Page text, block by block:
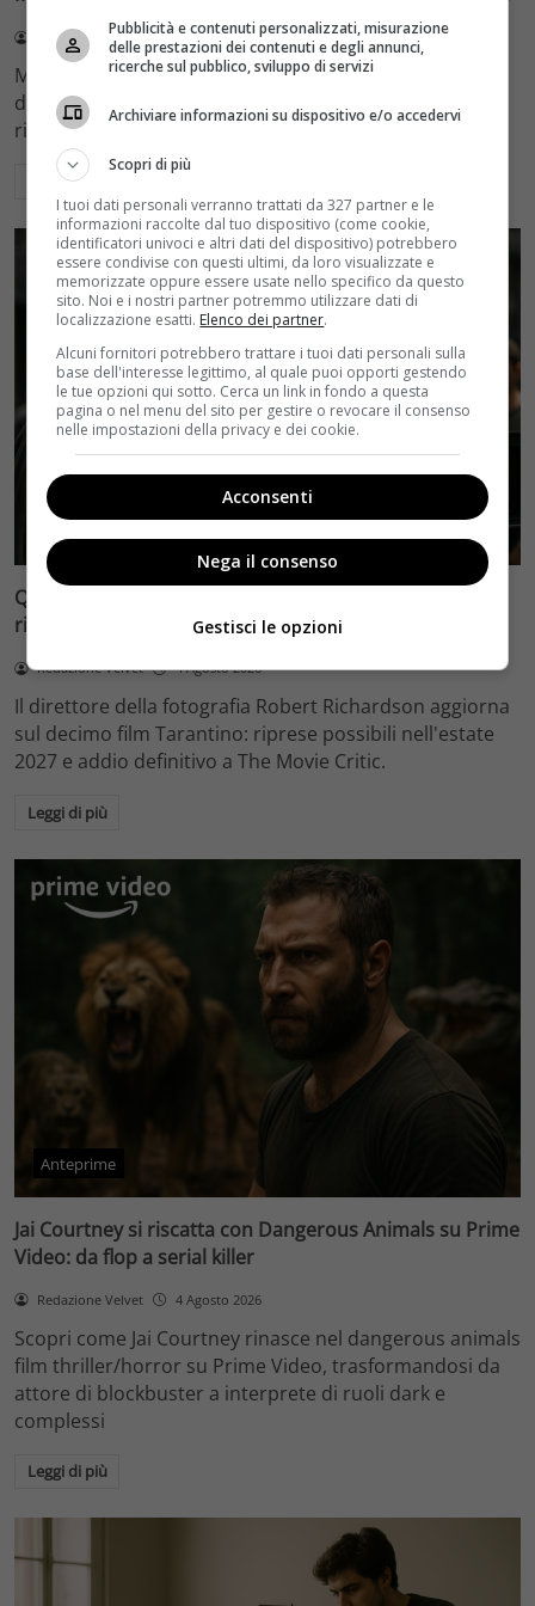
Redazione Velvet 4 Agosto 2026
Mediaset sceglie di mantenere Gerry Scotti e La Ruota
della Fortuna nell'access prime time estivo di Canale 5,
rinviando a dicembre il debutto di Enrico Pa
Leggi di più
Quentin Tarantino e il decimo film: Robert Richardson
rivela riprese forse nel 2027 e l’addio a The Movie Critic
Redazione Velvet 4 Agosto 2026
Il direttore della fotografia Robert Richardson aggiorna
sul decimo film Tarantino: riprese possibili nell'estate
2027 e addio definitivo a The Movie Critic.
Leggi di più
Anteprime
Jai Courtney si riscatta con Dangerous Animals su Prime
Video: da flop a serial killer
Redazione Velvet 4 Agosto 2026
Scopri come Jai Courtney rinasce nel dangerous animals
film thriller/horror su Prime Video, trasformandosi da
attore di blockbuster a interprete di ruoli dark e
complessi
Leggi di più
Pubblicità e contenuti personalizzati, misurazione
delle prestazioni dei contenuti e degli annunci,
ricerche sul pubblico, sviluppo di servizi
Archiviare informazioni su dispositivo e/o accedervi
Scopri di più
I tuoi dati personali verranno trattati da 327 partner e le
informazioni raccolte dal tuo dispositivo (come cookie,
identificatori univoci e altri dati del dispositivo) potrebbero
essere condivise con questi ultimi, da loro visualizzate e
memorizzate oppure essere usate nello specifico da questo
sito. Noi e i nostri partner potremmo utilizzare dati di
localizzazione esatti. Elenco dei partner.
Alcuni fornitori potrebbero trattare i tuoi dati personali sulla
base dell'interesse legittimo, al quale puoi opporti gestendo
le tue opzioni qui sotto. Cerca un link in fondo a questa
pagina o nel menu del sito per gestire o revocare il consenso
nelle impostazioni della privacy e dei cookie.
Acconsenti
Nega il consenso
Gestisci le opzioni